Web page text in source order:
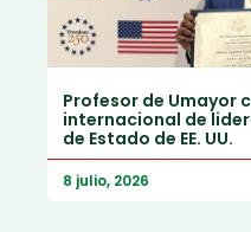
Profesor de Umayor
internacional de
de Estado de EE. UU.
8 julio, 2026